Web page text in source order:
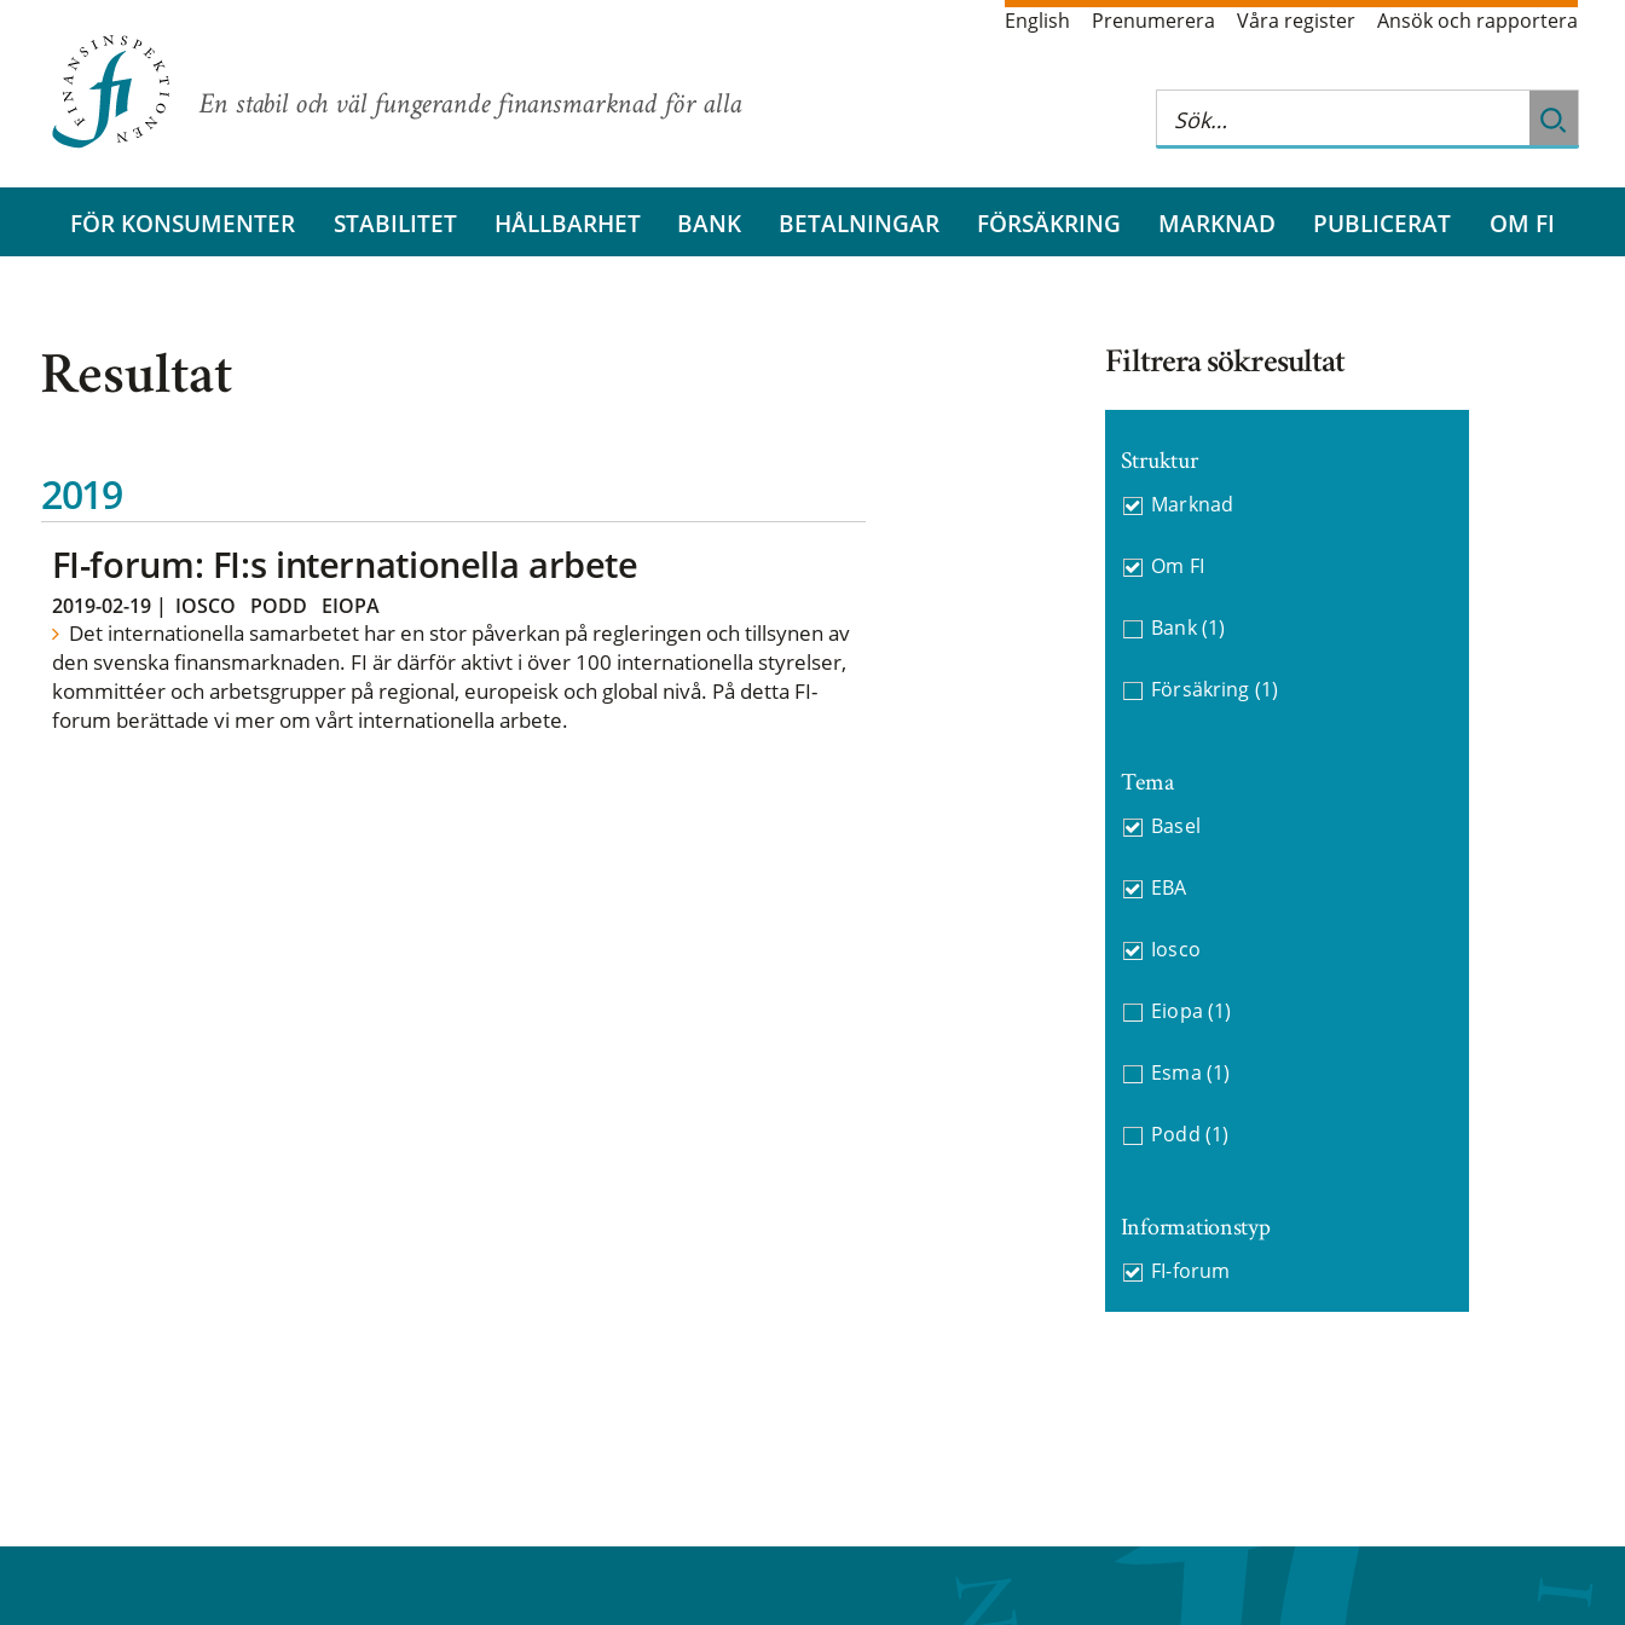
En stabil och väl fungerande finansmarknad för alla
English Prenumerera Våra register Ansök och rapportera
FÖR KONSUMENTER STABILITET HÅLLBARHET BANK BETALNINGAR FÖRSÄKRING MARKNAD PUBLICERAT OM FI
Resultat
2019
FI-forum: FI:s internationella arbete
2019-02-19| IOSCO PODD EIOPA
Det internationella samarbetet har en stor påverkan på regleringen och tillsynen av
den svenska finansmarknaden. FI är därför aktivt i över 100 internationella styrelser,
kommittéer och arbetsgrupper på regional, europeisk och global nivå. På detta FI-
forum berättade vi mer om vårt internationella arbete.
Filtrera sökresultat
Struktur
Marknad
Om FI
Bank (1)
Försäkring (1)
Tema
Basel
EBA
Iosco
Eiopa (1)
Esma (1)
Podd (1)
Informationstyp
FI-forum